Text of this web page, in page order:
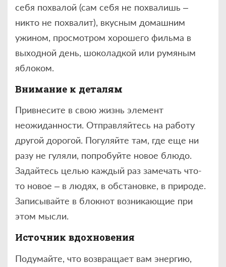
себя похвалой (сам себя не похвалишь –
никто не похвалит), вкусным домашним
ужином, просмотром хорошего фильма в
выходной день, шоколадкой или румяным
яблоком.
Внимание к деталям
Привнесите в свою жизнь элемент
неожиданности. Отправляйтесь на работу
другой дорогой. Погуляйте там, где еще ни
разу не гуляли, попробуйте новое блюдо.
Задайтесь целью каждый раз замечать что-
то новое – в людях, в обстановке, в природе.
Записывайте в блокнот возникающие при
этом мысли.
Источник вдохновения
Подумайте, что возвращает вам энергию,